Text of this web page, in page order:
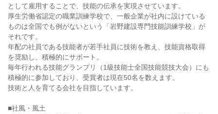
として雇用することで、技能の伝承を実現させています。
厚生労働省認定の職業訓練学校で、一般企業が社内に設けている
ものは全国でも例がないという「岩野建設専門技能訓練学校」が
それです。
年配の社員である技能者が若手社員に技術を教え、技能資格取得
を奨励し、積極的にサポート。
毎年行われる技能グランプリ（1級技能士全国技能競技大会）にも
積極的に参加しており、受賞者は現在50名を数えます。
技術と人を育てる会社を目指しています。
■社風・風土